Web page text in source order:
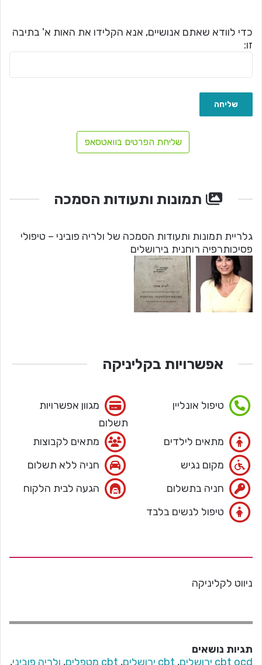
כדי לוודא שאתם אנושיים, אנא הקלידו את האות א' בתיבה
זו:
שליחת הפרטים בוואטסאפ
תמונות ותעודות הסמכה
גלריית תמונות ותעודות הסמכה של ולריה פוביני – טיפולי
פסיכותרפיה רוחנית בירושלים
אפשרויות בקליניקה
טיפול אונליין
מגוון אפשרויות
תשלום
מתאים לילדים
מתאים לקבוצות
מקום נגיש
חניה ללא תשלום
חניה בתשלום
הגעה לבית הלקוח
טיפול לנשים בלבד
ניווט לקליניקה
תגיות נושאים
cbt ocd ירושלים
, cbt ירושלים , cbt מטפלים , ולריה פוביני,